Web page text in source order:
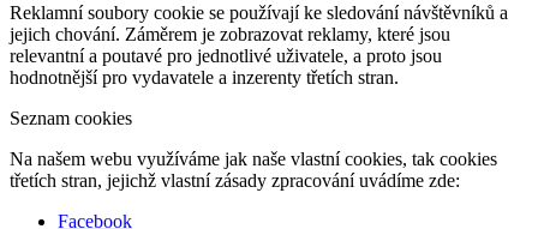
Reklamní soubory cookie se používají ke sledování návštěvníků a
jejich chování. Záměrem je zobrazovat reklamy, které jsou
relevantní a poutavé pro jednotlivé uživatele, a proto jsou
hodnotnější pro vydavatele a inzerenty třetích stran.
Seznam cookies
Na našem webu využíváme jak naše vlastní cookies, tak cookies
třetích stran, jejichž vlastní zásady zpracování uvádíme zde:
Facebook